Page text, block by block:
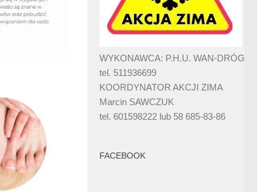
WYKONAWCA: P.H.U. WAN-DRÓG
tel. 511936699
KOORDYNATOR AKCJI ZIMA
Marcin SAWCZUK
tel. 601598222 lub 58 685-83-86
FACEBOOK